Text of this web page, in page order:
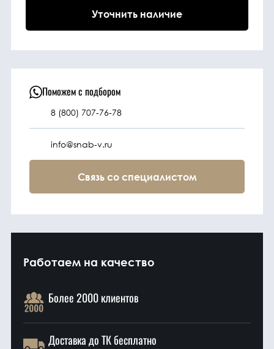
Уточнить наличие
Поможем с подбором
8 (800) 707-76-78
info@snab-v.ru
Связь со специалистом
Работаем на качество
Более 2000 клиентов
Доставка до ТК бесплатно